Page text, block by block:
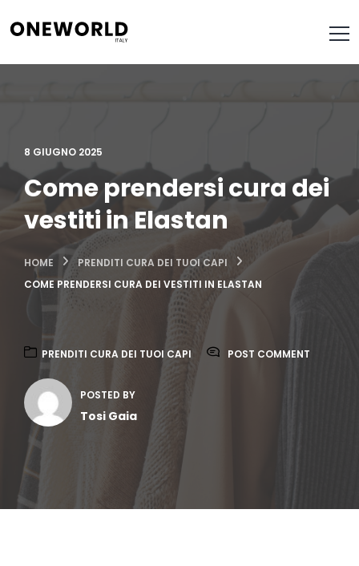
8 GIUGNO 2025
Come prendersi cura dei
vestiti in Elastan
HOME
PRENDITI CURA DEI TUOI CAPI
COME PRENDERSI CURA DEI VESTITI IN ELASTAN
PRENDITI CURA DEI TUOI CAPI POST COMMENT
POSTED BY
Tosi Gaia